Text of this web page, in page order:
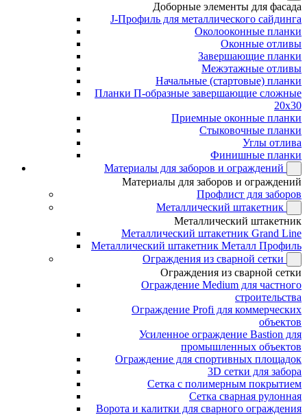
Доборные элементы для фасада
J-Профиль для металлического сайдинга
Околооконные планки
Оконные отливы
Завершающие планки
Межэтажные отливы
Начальные (стартовые) планки
Планки П-образные завершающие сложные
20x30
Приемные оконные планки
Стыковочные планки
Углы отлива
Финишные планки
Материалы для заборов и ограждений
Материалы для заборов и ограждений
Профлист для заборов
Металлический штакетник
Металлический штакетник
Металлический штакетник Grand Line
Металлический штакетник Металл Профиль
Ограждения из сварной сетки
Ограждения из сварной сетки
Ограждение Medium для частного
строительства
Ограждение Profi для коммерческих
объектов
Усиленное ограждение Bastion для
промышленных объектов
Ограждение для спортивных площадок
3D сетки для забора
Сетка с полимерным покрытием
Сетка сварная рулонная
Ворота и калитки для сварного ограждения